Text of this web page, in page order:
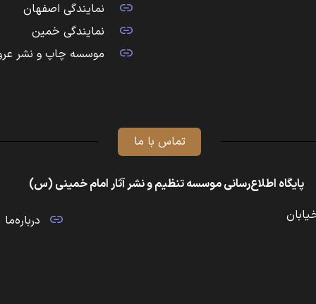
نمایندگی اصفهان
نمایندگی خمین
موسسه چاپ و نشر
تماس با ما
پایگاه اطلاع‌رسانی موسسه تنظیم و نشر آثار امام خمینی (س)
درباره‌ما